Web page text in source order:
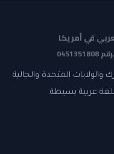
في أمريكا
والولايات المتحدة والجالية
عربية بسيطة.